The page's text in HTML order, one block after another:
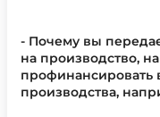
- Почему вы
на производство,
профинансировать
производства,